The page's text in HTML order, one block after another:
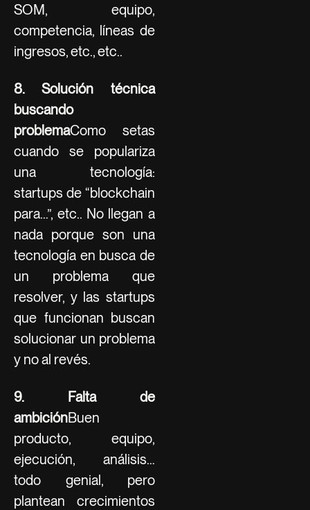
SOM, equipo,
competencia, líneas de
ingresos, etc., etc..
8. Solución técnica
buscando
problemaComo setas
cuando se populariza
una tecnología:
startups de “blockchain
para…”, etc.. No llegan a
nada porque son una
tecnología en busca de
un problema que
resolver, y las startups
que funcionan buscan
solucionar un problema
y no al revés.
9. Falta de
ambiciónBuen
producto, equipo,
ejecución, análisis…
todo genial, pero
plantean crecimientos